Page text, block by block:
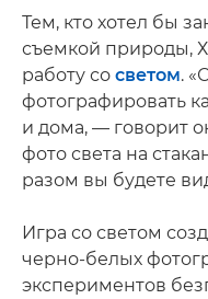
Тем, кто хотел бы
съемкой природы,
работу со светом.
фотографировать
и дома, — говорит
фото света на
разом вы будете
Игра со светом
черно-белых
экспериментов